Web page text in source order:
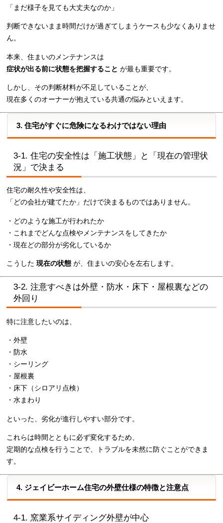
「まだ様子を見ても大丈夫なのか」
判断できないまま時間だけが過ぎてしまうケースも少なくありませ
ん。
本来、住まいのメンテナンスは
症状が出る前に状態を把握すること が最も重要です。
しかし、その判断材料が不足していることが、
現在多くのオーナーが抱えている共通の悩みといえます。
3. 住宅がすぐに危険になるわけではない理由
3-1. 住宅の安全性は「施工状態」と「現在の管理状
況」で決まる
住宅の耐久性や安全性は、
「どの会社が建てたか」だけで決まるものではありません。
・どのような施工が行われたか
・これまでどんな点検やメンテナンスをしてきたか
・現在どの部分が劣化しているか
こうした現在の状態 が、住まいの安心を左右します。
3-2. 注意すべきは外壁・防水・床下・屋根裏などの
外回り
特に注意したいのは、
・外壁
・防水
・シーリング
・屋根裏
・床下（シロアリ点検）
・水まわり
といった、劣化が進行しやすい部分です。
これらは時間とともに必ず変化するため、
定期的な点検を行うことで、トラブルを未然に防ぐことができま
す。
4. ジェイビーホーム住宅の外壁仕様の特徴と注意点
4-1. 窯業系サイディング外壁が中心